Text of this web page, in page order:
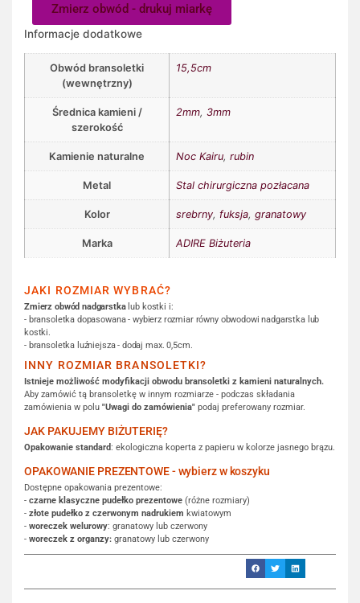
Zmierz obwód - drukuj miarkę
Informacje dodatkowe
Obwód bransoletki
(wewnętrzny)
15,5cm
Średnica kamieni /
szerokość
2mm, 3mm
Kamienie naturalne Noc Kairu, rubin
Metal Stal chirurgiczna pozłacana
Kolor srebrny, fuksja, granatowy
Marka ADIRE Biżuteria
JAKI ROZMIAR WYBRAĆ?
Zmierz obwód nadgarstkalub kostki i:
- bransoletka dopasowana - wybierz rozmiar równy obwodowi nadgarstka lub
kostki.
- bransoletka luźniejsza - dodaj max. 0,5cm.
INNY ROZMIAR BRANSOLETKI?
Istnieje możliwość modyfikacji obwodu bransoletki z kamieni naturalnych.
Aby zamówić tą bransoletkę w innym rozmiarze - podczas składania
zamówienia w polu "Uwagi do zamówienia" podaj preferowany rozmiar.
JAK PAKUJEMY BIŻUTERIĘ?
Opakowanie standard: ekologiczna koperta z papieru w kolorze jasnego brązu.
OPAKOWANIE PREZENTOWE - wybierz w koszyku
Dostępne opakowania prezentowe:
- czarne klasyczne pudełko prezentowe (różne rozmiary)
- złote pudełko z czerwonym nadrukiem kwiatowym
- woreczek welurowy: granatowy lub czerwony
- woreczek z organzy: granatowy lub czerwony